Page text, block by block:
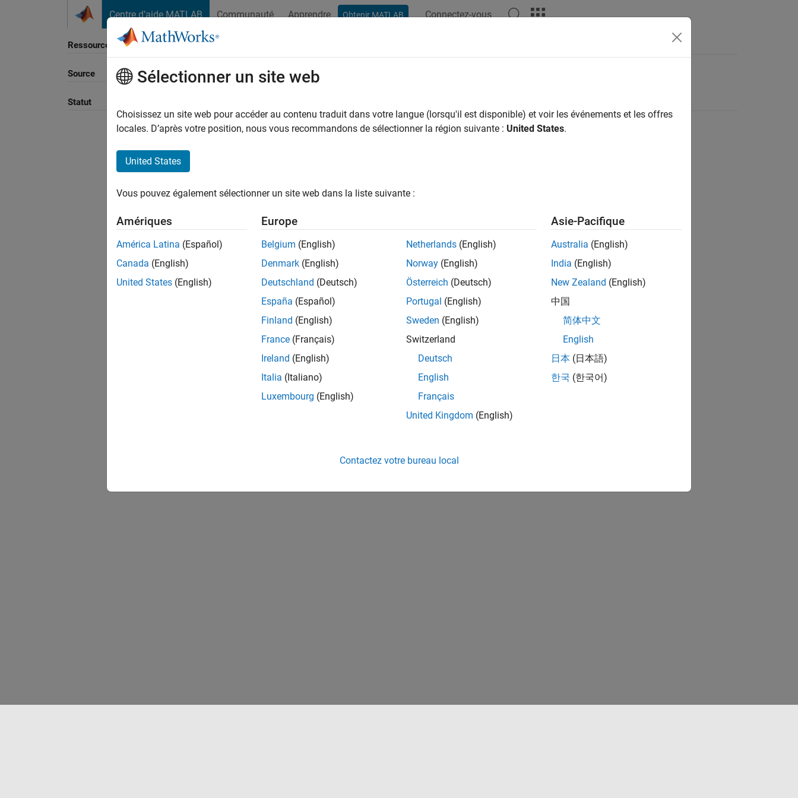
Centre d’aide MATLAB Communauté Apprendre Obtenir MATLAB Connectez-vous
Ressource
Source
Statut
Trier par
Sélectionner un site web
Choisissez un site web pour accéder au contenu traduit dans votre langue (lorsqu'il est disponible) et voir les événements et les offres
locales. D’après votre position, nous vous recommandons de sélectionner la région suivante : United States.
United States
Vous pouvez également sélectionner un site web dans la liste suivante :
Amériques
América Latina (Español)
Canada (English)
United States (English)
Europe
Belgium (English)
Denmark (English)
Deutschland (Deutsch)
España (Español)
Finland (English)
France (Français)
Ireland (English)
Italia (Italiano)
Luxembourg (English)
Netherlands (English)
Norway (English)
Österreich (Deutsch)
Portugal (English)
Sweden (English)
Switzerland
Deutsch
English
Français
United Kingdom (English)
Asie-Pacifique
Australia (English)
India (English)
New Zealand (English)
中国
简体中文
English
日本 (日本語)
한국 (한국어)
Contactez votre bureau local